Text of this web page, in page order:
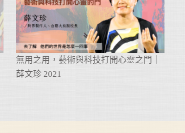
無用之用，藝術與科技打開心靈之門｜
薛文珍 2021